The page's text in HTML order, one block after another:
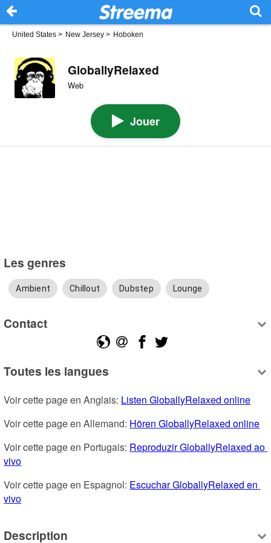
United States > New Jersey > Hoboken
GloballyRelaxed
Web
Jouer
Les genres
Ambient Chillout Dubstep Lounge
Contact
Toutes les langues
Voir cette page en Anglais: Listen GloballyRelaxed online
Voir cette page en Allemand: Hören GloballyRelaxed online
Voir cette page en Portugais: Reproduzir GloballyRelaxed ao
vivo
Voir cette page en Espagnol: Escuchar GloballyRelaxed en
vivo
Description